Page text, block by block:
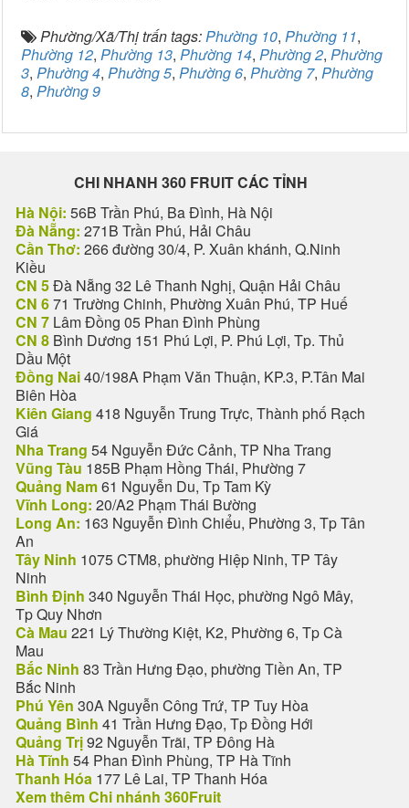
Phường/Xã/Thị trấn tags:Phường 10, Phường 11,
Phường 12, Phường 13, Phường 14, Phường 2, Phường
3, Phường 4, Phường 5, Phường 6, Phường 7, Phường
8, Phường 9
CHI NHANH 360 FRUIT CÁC TỈNH
Hà Nội: 56B Trần Phú, Ba Đình, Hà Nội
Đà Nẵng: 271B Trần Phú, Hải Châu
Cần Thơ: 266 đường 30/4, P. Xuân khánh, Q.Ninh
Kiều
CN 5Đà Nẵng 32 Lê Thanh Nghị, Quận Hải Châu
CN 671 Trường Chinh, Phường Xuân Phú, TP Huế
CN 7 Lâm Đồng 05 Phan Đình Phùng
CN 8 Bình Dương 151 Phú Lợi, P. Phú Lợi, Tp. Thủ
Dầu Một
Đồng Nai40/198A Phạm Văn Thuận, KP.3, P.Tân Mai
Biên Hòa
Kiên Giang 418 Nguyễn Trung Trực, Thành phố Rạch
Giá
Nha Trang 54 Nguyễn Đức Cảnh, TP Nha Trang
Vũng Tàu 185B Phạm Hồng Thái, Phường 7
Quảng Nam61 Nguyễn Du, Tp Tam Kỳ
Vĩnh Long: 20/A2 Phạm Thái Bường
Long An: 163 Nguyễn Đình Chiểu, Phường 3, Tp Tân
An
Tây Ninh 1075 CTM8, phường Hiệp Ninh, TP Tây
Ninh
Bình Định 340 Nguyễn Thái Học, phường Ngô Mây,
Tp Quy Nhơn
Cà Mau 221 Lý Thường Kiệt, K2, Phường 6, Tp Cà
Mau
Bắc Ninh 83 Trần Hưng Đạo, phường Tiền An, TP
Bắc Ninh
Phú Yên 30A Nguyễn Công Trứ, TP Tuy Hòa
Quảng Bình 41 Trần Hưng Đạo, Tp Đồng Hới
Quảng Trị92 Nguyễn Trãi, TP Đông Hà
Hà Tĩnh 54 Phan Đình Phùng, TP Hà Tĩnh
Thanh Hóa 177 Lê Lai, TP Thanh Hóa
Xem thêm Chi nhánh 360Fruit